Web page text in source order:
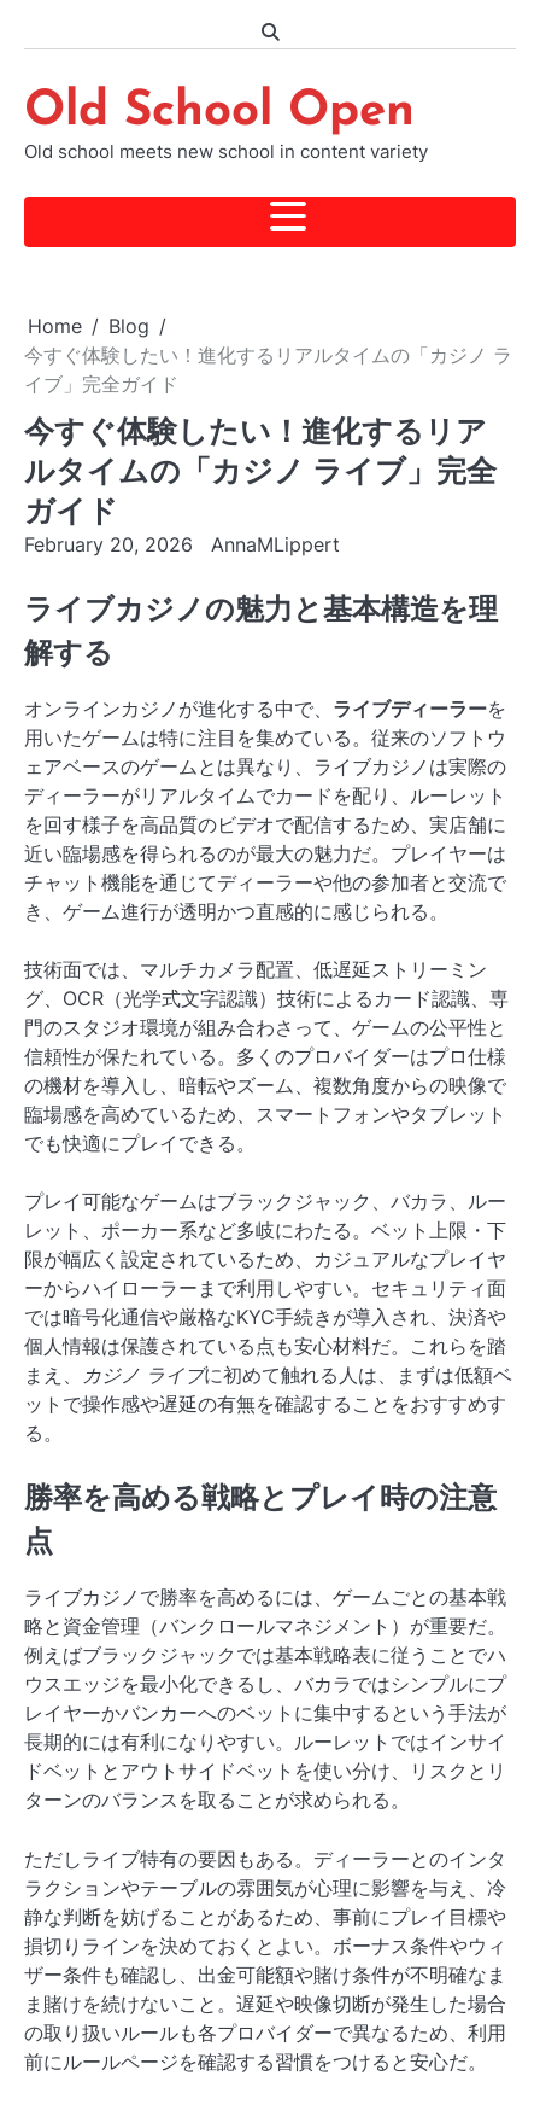
Old School Open
Old school meets new school in content variety
Home
Blog
今すぐ体験したい！進化するリアルタイムの「カジノ ラ
イブ」完全ガイド
今すぐ体験したい！進化するリア
ルタイムの「カジノ ライブ」完全
ガイド
February 20, 2026 AnnaMLippert
ライブカジノの魅力と基本構造を理
解する
オンラインカジノが進化する中で、 ライブディーラーを
用いたゲームは特に注目を集めている。従来のソフトウ
ェアベースのゲームとは異なり、ライブカジノは実際の
ディーラーがリアルタイムでカードを配り、ルーレット
を回す様子を高品質のビデオで配信するため、実店舗に
近い臨場感を得られるのが最大の魅力だ。プレイヤーは
チャット機能を通じてディーラーや他の参加者と交流で
き、ゲーム進行が透明かつ直感的に感じられる。
技術面では、マルチカメラ配置、低遅延ストリーミン
グ、OCR（光学式文字認識）技術によるカード認識、専
門のスタジオ環境が組み合わさって、ゲームの公平性と
信頼性が保たれている。多くのプロバイダーはプロ仕様
の機材を導入し、暗転やズーム、複数角度からの映像で
臨場感を高めているため、スマートフォンやタブレット
でも快適にプレイできる。
プレイ可能なゲームはブラックジャック、バカラ、ルー
レット、ポーカー系など多岐にわたる。ベット上限・下
限が幅広く設定されているため、カジュアルなプレイヤ
ーからハイローラーまで利用しやすい。セキュリティ面
では暗号化通信や厳格なKYC手続きが導入され、決済や
個人情報は保護されている点も安心材料だ。これらを踏
まえ、
カジノ ライブに初めて触れる人は、まずは低額ベ
ットで操作感や遅延の有無を確認することをおすすめす
る。
勝率を高める戦略とプレイ時の注意
点
ライブカジノで勝率を高めるには、ゲームごとの基本戦
略と資金管理（バンクロールマネジメント）が重要だ。
例えばブラックジャックでは基本戦略表に従うことでハ
ウスエッジを最小化できるし、バカラではシンプルにプ
レイヤーかバンカーへのベットに集中するという手法が
長期的には有利になりやすい。ルーレットではインサイ
ドベットとアウトサイドベットを使い分け、リスクとリ
ターンのバランスを取ることが求められる。
ただしライブ特有の要因もある。ディーラーとのインタ
ラクションやテーブルの雰囲気が心理に影響を与え、冷
静な判断を妨げることがあるため、事前にプレイ目標や
損切りラインを決めておくとよい。ボーナス条件やウィ
ザー条件も確認し、出金可能額や賭け条件が不明確なま
ま賭けを続けないこと。遅延や映像切断が発生した場合
の取り扱いルールも各プロバイダーで異なるため、利用
前にルールページを確認する習慣をつけると安心だ。